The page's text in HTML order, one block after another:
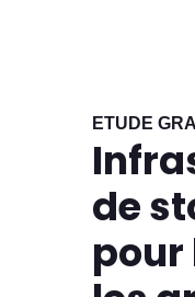
ETUDE
de
pour